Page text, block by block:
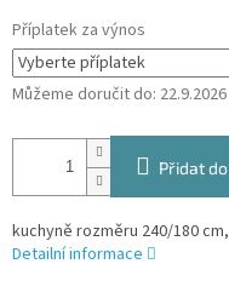
Příplatek za výnos
Můžeme doručit do: 22.9.2026
Přidat
kuchyně rozměru 240/180
Detailní informace